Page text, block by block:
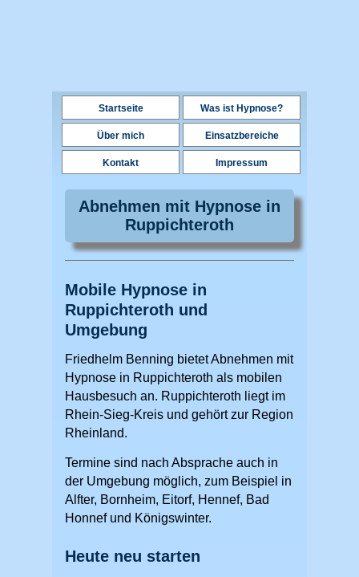
Startseite Was ist Hypnose?
Über mich Einsatzbereiche
Kontakt Impressum
Abnehmen mit Hypnose in
Ruppichteroth
Mobile Hypnose in
Ruppichteroth und
Umgebung
Friedhelm Benning bietet Abnehmen mit
Hypnose in Ruppichteroth als mobilen
Hausbesuch an. Ruppichteroth liegt im
Rhein-Sieg-Kreis und gehört zur Region
Rheinland.
Termine sind nach Absprache auch in
der Umgebung möglich, zum Beispiel in
Alfter, Bornheim, Eitorf, Hennef, Bad
Honnef und Königswinter.
Heute neu starten